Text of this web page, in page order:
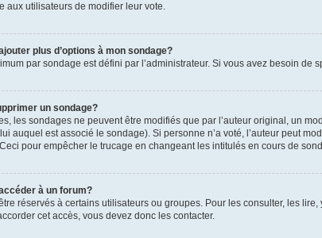
aux utilisateurs de modifier leur vote.
plus d’options à mon sondage?
par sondage est défini par l’administrateur. Si vous avez besoin de
un sondage?
les sondages ne peuvent être modifiés que par l’auteur original, un
auquel est associé le sondage). Si personne n’a voté, l’auteur peut
pour empêcher le trucage en changeant les intitulés en cours de
à un forum?
réservés à certains utilisateurs ou groupes. Pour les consulter, les
cet accès, vous devez donc les contacter.